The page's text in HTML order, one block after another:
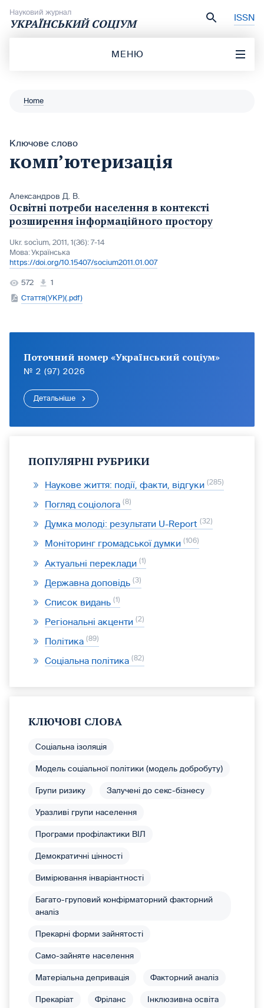
Науковий журнал
УКРАЇНСЬКИЙ СОЦІУМ ISSN
МЕНЮ
Home
Ключове слово
комп’ютеризація
Александров Д. В.
Освітні потреби населення в контексті
розширення інформаційного простору
Ukr. socìum, 2011, 1(36): 7-14
Мова:Українська
https://doi.org/10.15407/socium2011.01.007
572
1
Стаття(УКР)(.pdf)
Поточний номер «Український соціум»
№ 2 (97) 2026
Детальніше
ПОПУЛЯРНІ РУБРИКИ
Наукове життя: події, факти, відгуки 285
Погляд соціолога 8
Думка молоді: результати U-Report 32
Моніторинг громадської думки 106
Актуальні переклади 1
Державна доповідь 3
Список видань 1
Регіональні акценти 2
Політика 89
Соціальна політика 82
КЛЮЧОВІ СЛОВА
Соціальна ізоляція
Модель соціальної політики (модель добробуту)
Групи ризику Залучені до секс-бізнесу
Уразливі групи населення
Програми профілактики ВІЛ
Демократичні цінності
Вимірювання інваріантності
Багато-груповий конфірматорний факторний
аналіз
Прекарні форми зайнятості
Само-зайняте населення
Матеріальна депривація Факторний аналіз
Прекаріат Фріланс Інклюзивна освіта